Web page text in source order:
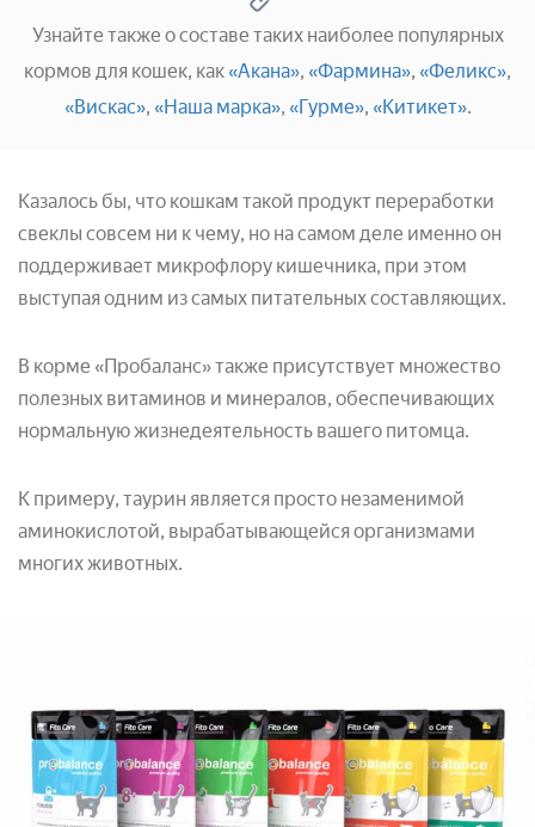
Узнайте также о составе таких наиболее популярных
кормов для кошек, как «Акана», «Фармина», «Феликс»,
«Вискас», «Наша марка», «Гурме», «Китикет».
Казалось бы, что кошкам такой продукт переработки
свеклы совсем ни к чему, но на самом деле именно он
поддерживает микрофлору кишечника, при этом
выступая одним из самых питательных составляющих.
В корме «Пробаланс» также присутствует множество
полезных витаминов и минералов, обеспечивающих
нормальную жизнедеятельность вашего питомца.
К примеру, таурин является просто незаменимой
аминокислотой, вырабатывающейся организмами
многих животных.